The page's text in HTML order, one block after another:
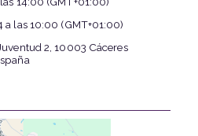
a las10:00 (GMT+01:00)
2, 10003 Cáceres